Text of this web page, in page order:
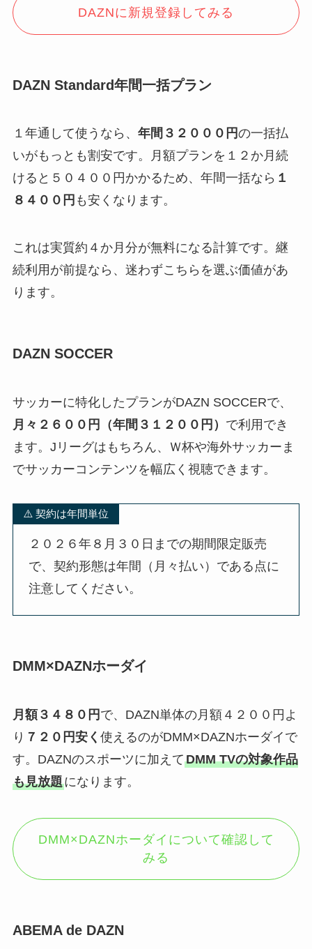
DAZNに新規登録してみる
DAZN Standard年間一括プラン
１年通して使うなら、 年間３２０００円の一括払
いがもっとも割安です。月額プランを１２か月続
けると５０４００円かかるため、年間一括なら １
８４００円 も安くなります。
これは実質約４か月分が無料になる計算です。継
続利用が前提なら、迷わずこちらを選ぶ価値があ
ります。
DAZN SOCCER
サッカーに特化したプランがDAZN SOCCERで、
月々２６００円（年間３１２００円） で利用でき
ます。Jリーグはもちろん、Ｗ杯や海外サッカーま
でサッカーコンテンツを幅広く視聴できます。
⚠️ 契約は年間単位
２０２６年８月３０日までの期間限定販売
で、契約形態は年間（月々払い）である点に
注意してください。
DMM×DAZNホーダイ
月額３４８０円 で、DAZN単体の月額４２００円よ
り ７２０円安く 使えるのがDMM×DAZNホーダイで
す。DAZNのスポーツに加えてDMM TVの対象作品
も見放題になります。
DMM×DAZNホーダイについて確認して
みる
ABEMA de DAZN